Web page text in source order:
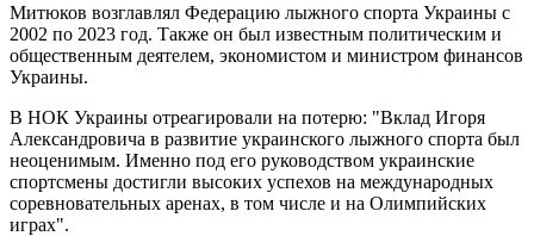
Митюков возглавлял Федерацию лыжного спорта Украины с
2002 по 2023 год. Также он был известным политическим и
общественным деятелем, экономистом и министром финансов
Украины.
В НОК Украины отреагировали на потерю: "Вклад Игоря
Александровича в развитие украинского лыжного спорта был
неоценимым. Именно под его руководством украинские
спортсмены достигли высоких успехов на международных
соревновательных аренах, в том числе и на Олимпийских
играх".